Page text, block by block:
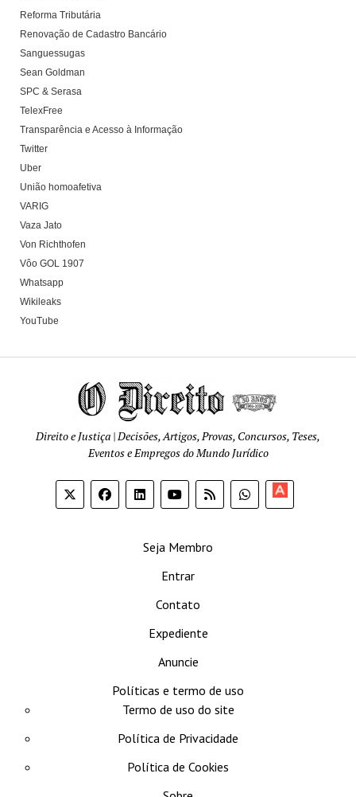
Reforma Tributária
Renovação de Cadastro Bancário
Sanguessugas
Sean Goldman
SPC & Serasa
TelexFree
Transparência e Acesso à Informação
Twitter
Uber
União homoafetiva
VARIG
Vaza Jato
Von Richthofen
Vôo GOL 1907
Whatsapp
Wikileaks
YouTube
Direito e Justiça | Decisões, Artigos, Provas, Concursos, Teses,
Eventos e Empregos do Mundo Jurídico
Seja Membro
Entrar
Contato
Expediente
Anuncie
Políticas e termo de uso
Termo de uso do site
Política de Privacidade
Política de Cookies